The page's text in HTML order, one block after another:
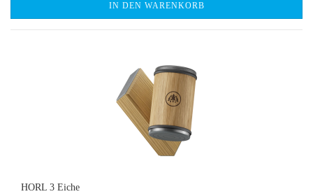
IN DEN WARENKORB
HORL 3 Eiche